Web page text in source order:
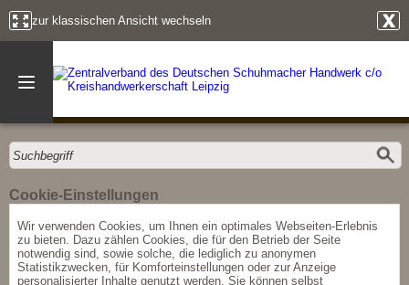
zur klassischen Ansicht wechseln
Cookie-Einstellungen
Wir verwenden Cookies, um Ihnen ein optimales Webseiten-Erlebnis
zu bieten. Dazu zählen Cookies, die für den Betrieb der Seite
notwendig sind, sowie solche, die lediglich zu anonymen
Statistikzwecken, für Komforteinstellungen oder zur Anzeige
personalisierter Inhalte genutzt werden. Sie können selbst